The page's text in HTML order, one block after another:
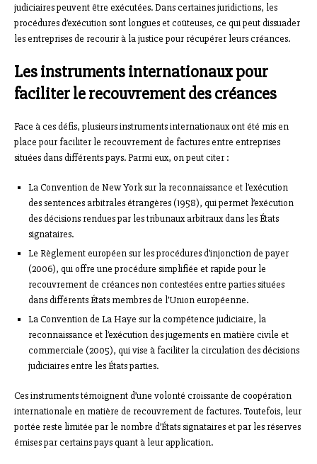
judiciaires peuvent être exécutées. Dans certaines juridictions, les
procédures d’exécution sont longues et coûteuses, ce qui peut dissuader
les entreprises de recourir à la justice pour récupérer leurs créances.
Les instruments internationaux pour
faciliter le recouvrement des créances
Face à ces défis, plusieurs instruments internationaux ont été mis en
place pour faciliter le recouvrement de factures entre entreprises
situées dans différents pays. Parmi eux, on peut citer :
La Convention de New York sur la reconnaissance et l’exécution
des sentences arbitrales étrangères (1958), qui permet l’exécution
des décisions rendues par les tribunaux arbitraux dans les États
signataires.
Le Règlement européen sur les procédures d’injonction de payer
(2006), qui offre une procédure simplifiée et rapide pour le
recouvrement de créances non contestées entre parties situées
dans différents États membres de l’Union européenne.
La Convention de La Haye sur la compétence judiciaire, la
reconnaissance et l’exécution des jugements en matière civile et
commerciale (2005), qui vise à faciliter la circulation des décisions
judiciaires entre les États parties.
Ces instruments témoignent d’une volonté croissante de coopération
internationale en matière de recouvrement de factures. Toutefois, leur
portée reste limitée par le nombre d’États signataires et par les réserves
émises par certains pays quant à leur application.